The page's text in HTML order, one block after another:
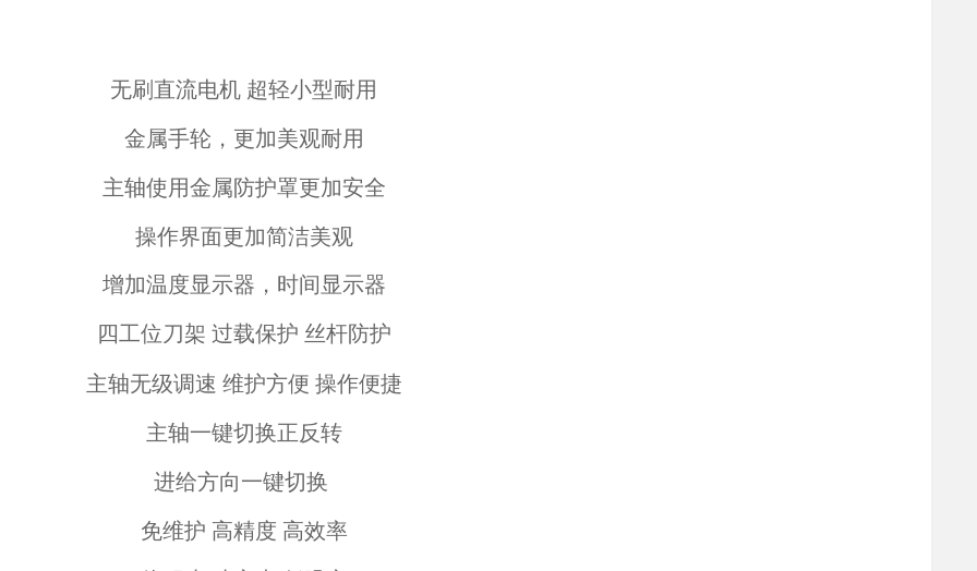
无刷直流电机 超轻小型耐用
金属手轮，更加美观耐用
主轴使用金属防护罩更加安全
操作界面更加简洁美观
增加温度显示器，时间显示器
四工位刀架 过载保护 丝杆防护
主轴无级调速 维护方便 操作便捷
主轴一键切换正反转
进给方向一键切换
免维护 高精度 高效率